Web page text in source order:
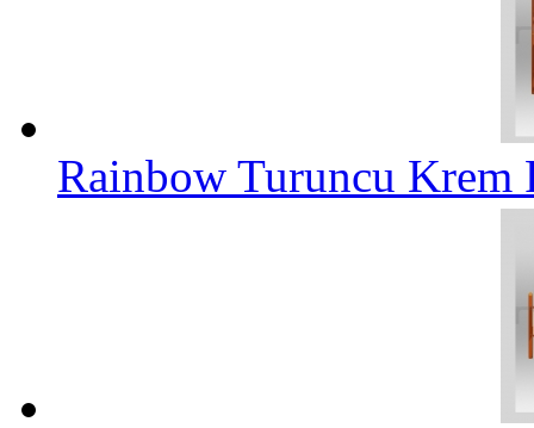
Rainbow Turuncu Krem